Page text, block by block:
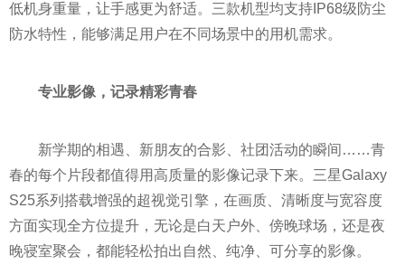
低机身重量，让手感更为舒适。三款机型均支持IP68级防尘
防水特性，能够满足用户在不同场景中的用机需求。
专业影像， 记录精彩青春
新学期的相遇、新朋友的合影、社团活动的瞬间……青
春的每个片段都值得用高质量的影像记录下来。三星Galaxy
S25系列搭载增强的超视觉引擎，在画质、清晰度与宽容度
方面实现全方位提升，无论是白天户外、傍晚球场，还是夜
晚寝室聚会，都能轻松拍出自然、纯净、可分享的影像。